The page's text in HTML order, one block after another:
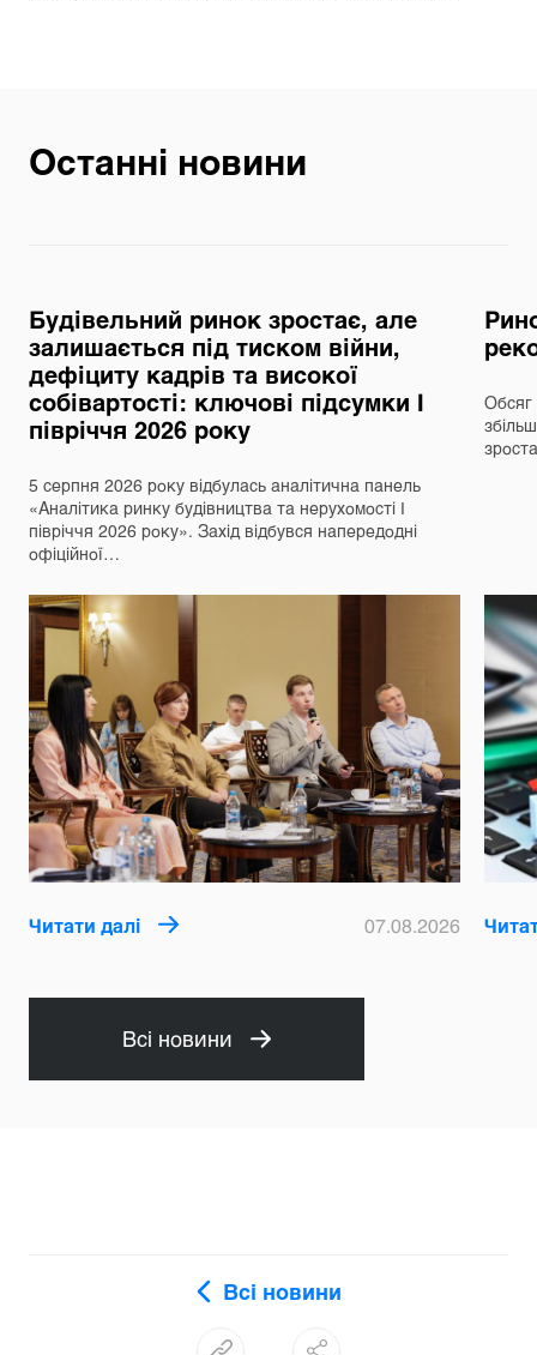
Останні новини
Будівельний ринок зростає, але
залишається під тиском війни,
дефіциту кадрів та високої
собівартості: ключові підсумки І
півріччя 2026 року
5 серпня 2026 року відбулась аналітична панель
«Аналітика ринку будівництва та нерухомості І
півріччя 2026 року». Захід відбувся напередодні
офіційної…
Читати далі 07.08.2026
Обсяг
Всі новини
Всі новини